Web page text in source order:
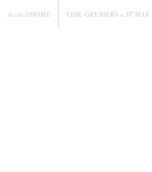
Accueil/HOME VIDE-GRENIERS a ST MAX